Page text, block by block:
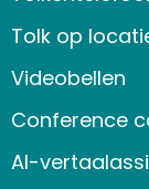
Tolk op
Videobellen
Conference
AI-